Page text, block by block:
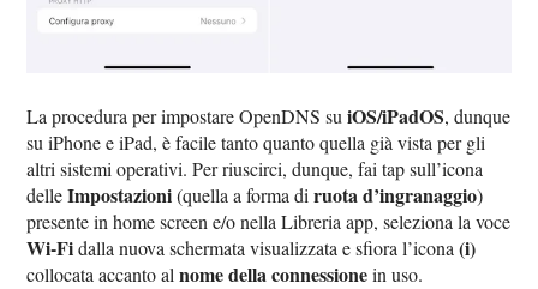
La procedura per impostare OpenDNS suiOS/iPadOS, dunque
su iPhone e iPad, è facile tanto quanto quella già vista per gli
altri sistemi operativi. Per riuscirci, dunque, fai tap sull’icona
delleImpostazioni(quella a forma diruota d’ingranaggio)
presente in home screen e/o nella Libreria app, seleziona la voce
Wi-Fidalla nuova schermata visualizzata e sfiora l’icona(i)
collocata accanto alnome della connessionein uso.